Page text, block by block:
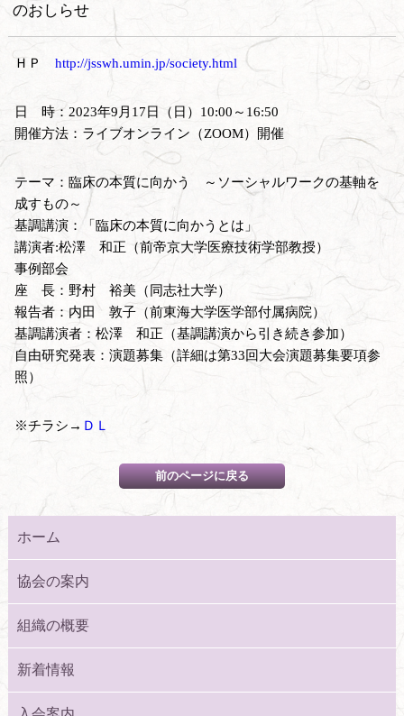
のおしらせ
ＨＰ http://jsswh.umin.jp/society.html
日 時：2023年9月17日（日）10:00～16:50
開催方法：ライブオンライン（ZOOM）開催
テーマ：臨床の本質に向かう ～ソーシャルワークの基軸を
成すもの～
基調講演：「臨床の本質に向かうとは」
講演者:松澤 和正（前帝京大学医療技術学部教授）
事例部会
座 長：野村 裕美（同志社大学）
報告者：内田 敦子（前東海大学医学部付属病院）
基調講演者：松澤 和正（基調講演から引き続き参加）
自由研究発表：演題募集（詳細は第33回大会演題募集要項参
照）
※チラシ→ ＤＬ
ホーム
協会の案内
組織の概要
新着情報